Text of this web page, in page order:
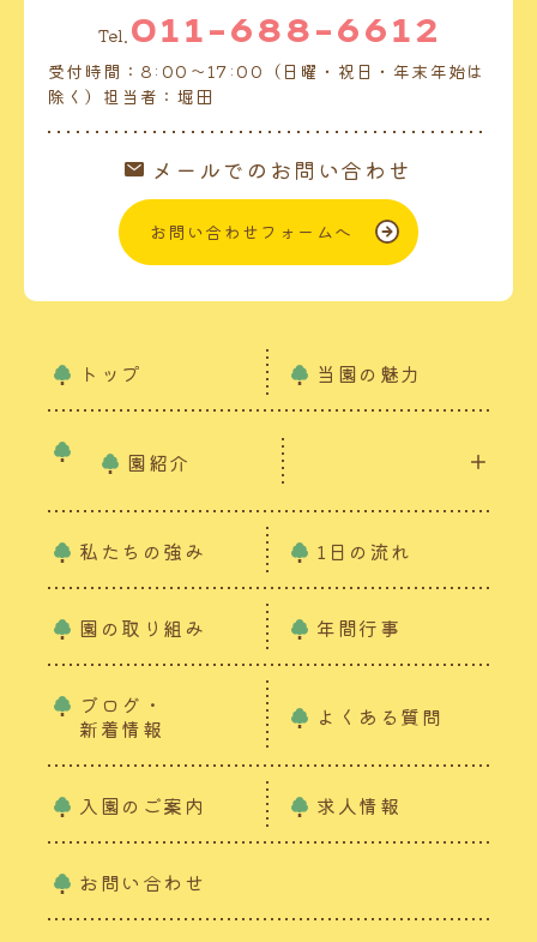
Tel. 011-688-6612
受付時間：8:00～17:00（日曜・祝日・年末年始は
除く）担当者：堀田
メールでのお問い合わせ
お問い合わせフォームへ
トップ 当園の魅力
園紹介
私たちの強み 1日の流れ
園の取り組み 年間行事
ブログ・
新着情報
よくある質問
入園のご案内 求人情報
お問い合わせ